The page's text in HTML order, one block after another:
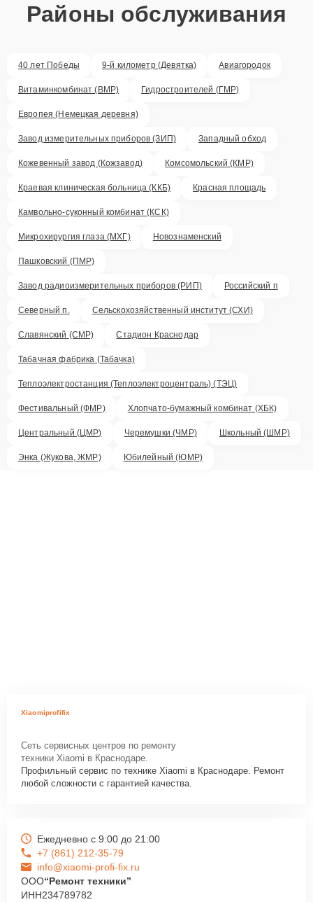
Районы обслуживания
40 лет Победы 9-й километр (Девятка) Авиагородок
Витаминкомбинат (ВМР) Гидростроителей (ГМР)
Европея (Немецкая деревня)
Завод измерительных приборов (ЗИП) Западный обход
Кожевенный завод (Кожзавод) Комсомольский (КМР)
Краевая клиническая больница (ККБ) Красная площадь
Камвольно-суконный комбинат (КСК)
Микрохирургия глаза (МХГ) Новознаменский
Пашковский (ПМР)
Завод радиоизмерительных приборов (РИП) Российский п
Северный п. Сельскохозяйственный институт (СХИ)
Славянский (СМР) Стадион Краснодар
Табачная фабрика (Табачка)
Теплоэлектростанция (Теплоэлектроцентраль) (ТЭЦ)
Фестивальный (ФМР) Хлопчато-бумажный комбинат (ХБК)
Центральный (ЦМР) Черемушки (ЧМР) Школьный (ШМР)
Энка (Жукова, ЖМР) Юбилейный (ЮМР)
Xiaomiprofifix
Сеть сервисных центров по ремонту
техники Xiaomi в Краснодаре.
Профильный сервис по технике Xiaomi в Краснодаре. Ремонт
любой сложности с гарантией качества.
Ежедневно с 9:00 до 21:00
+7 (861) 212-35-79
info@xiaomi-profi-fix.ru
ООО“Ремонт техники”
ИНН234789782